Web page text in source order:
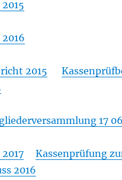
2015
17
Kassenprüfung
2016